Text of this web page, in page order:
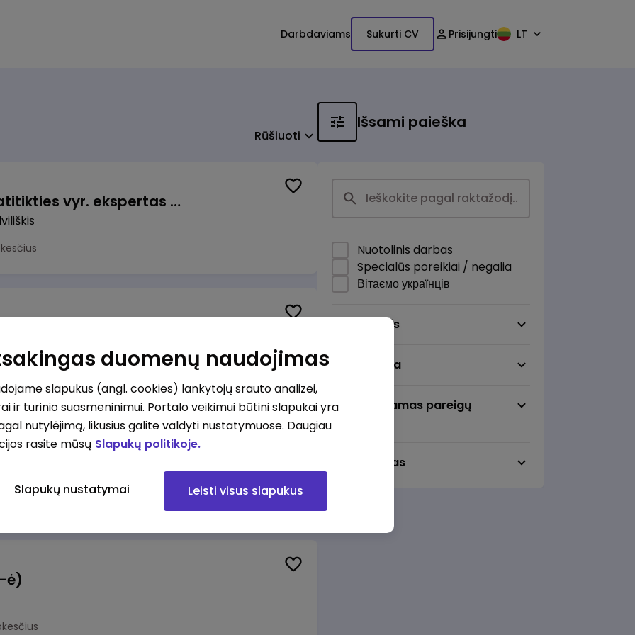
Darbdaviams Sukurti CV Prisijungti LT
Rūšiuoti
Veiklos užtikrinimo ir atitikties vyr. ekspertas (-ė) (Radviliškis) (Radviliškis, LT)
Veiklos užtikrinimo ir atitikties vyr. ekspertas (-ė) (Klaipėda) (Klaipėda, LT)
ė)
Išsami paieška
Nuotolinis darbas
Specialūs poreikiai / negalia
Вітаємо українців
Darbo sritis
Darbo vieta
Pageidaujamas pareigų
Darbo laikas
duomenų naudojimas
slapukus (angl. cookies) lankytojų srauto analizei,
ir turinio suasmeninimui. Portalo veikimui būtini slapukai yra
nutylėjimą, likusius galite valdyti nustatymuose. Daugiau
rasite mūsų Slapukų politikoje.
Slapukų nustatymai Leisti visus slapukus